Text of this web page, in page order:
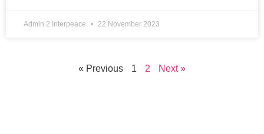
Admin 2 Interpeace 22 November 2023
« Previous 1 2 Next »